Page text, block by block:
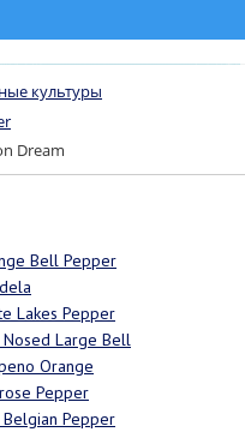
культуры
Dream
Bell Pepper
Lakes Pepper
Large Bell
Orange
Pepper
Pepper